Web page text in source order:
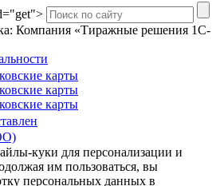
Компания «Тиражные решения 1С-
куки для персонализации и
им пользоваться, вы
персональных данных в